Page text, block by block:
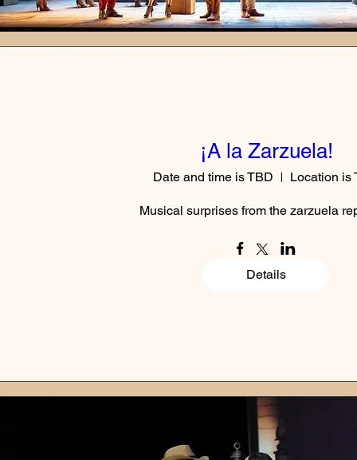
¡A la Zarzuela!
Date and time is TBD Location is
Musical surprises from the zarzuela
Details